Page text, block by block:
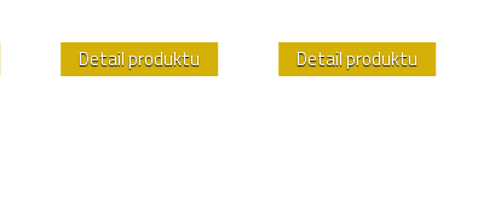
Detail produktu Detail produktu